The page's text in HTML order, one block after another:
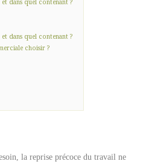
dans quel contenant ?
choisir ?
la reprise précoce du travail ne